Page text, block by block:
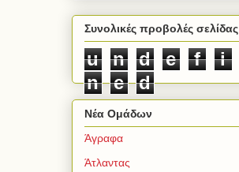
Συνολικές προβολές σελίδας
u n d e f
i
n
e d
Νέα Ομάδων
Άγραφα
Άτλαντας